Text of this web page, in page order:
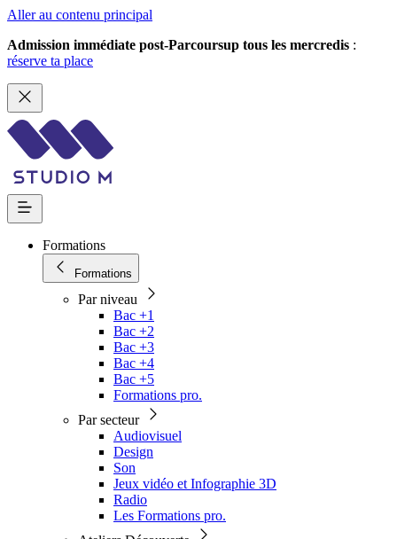
Aller au contenu principal
Admission immédiate post-Parcoursup tous les mercredis :
réserve ta place
Formations
Formations
Par niveau
Bac +1
Bac +2
Bac +3
Bac +4
Bac +5
Formations pro.
Par secteur
Audiovisuel
Design
Son
Jeux vidéo et Infographie 3D
Radio
Les Formations pro.